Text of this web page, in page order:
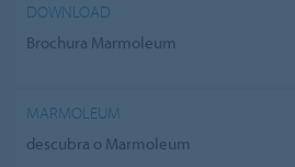
DOWNLOAD
Brochura Marmoleum
MARMOLEUM
descubra o Marmoleum